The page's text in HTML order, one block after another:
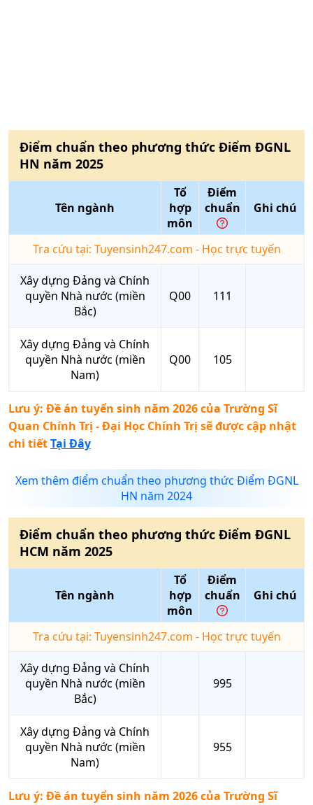
Điểm chuẩn theo phương thức Điểm ĐGNL
HN năm 2025
Tên ngành
Tổ
hợp
môn
Điểm
chuẩn
Ghi chú
Tra cứu tại: Tuyensinh247.com - Học trực tuyến
Xây dựng Đảng và Chính
quyền Nhà nước (miền
Bắc)
Q00 111
Xây dựng Đảng và Chính
quyền Nhà nước (miền
Nam)
Q00 105
Lưu ý: Đề án tuyển sinh năm 2026 của Trường Sĩ
Quan Chính Trị - Đại Học Chính Trị sẽ được cập nhật
chi tiếtTại Đây
Xem thêm điểm chuẩn theo phương thức Điểm ĐGNL
HN năm 2024
Điểm chuẩn theo phương thức Điểm ĐGNL
HCM năm 2025
Tên ngành
Tổ
hợp
môn
Điểm
chuẩn
Ghi chú
Tra cứu tại: Tuyensinh247.com - Học trực tuyến
Xây dựng Đảng và Chính
quyền Nhà nước (miền
Bắc)
995
Xây dựng Đảng và Chính
quyền Nhà nước (miền
Nam)
955
Lưu ý: Đề án tuyển sinh năm 2026 của Trường Sĩ